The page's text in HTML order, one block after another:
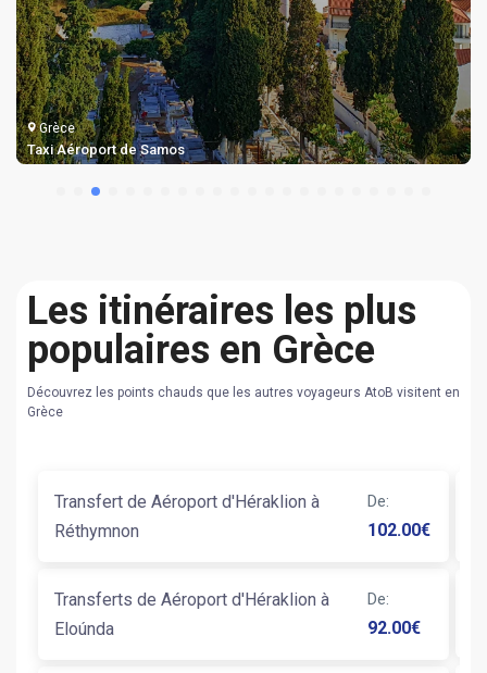
Grèce
Taxi Aéroport de Samos
Les itinéraires les plus
populaires en Grèce
Découvrez les points chauds que les autres voyageurs AtoB visitent en
Grèce
Transfert de Aéroport d'Héraklion à
Réthymnon
De:
102.00€
Transferts de Aéroport d'Héraklion à
Eloúnda
De:
92.00€